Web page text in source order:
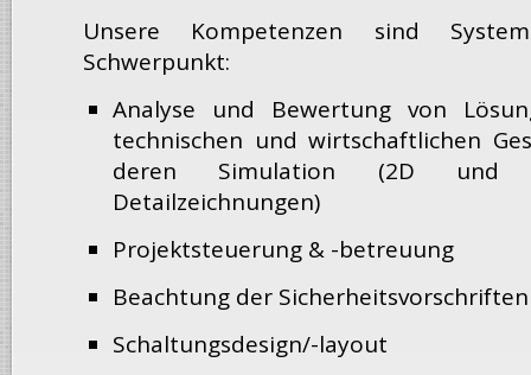
Unsere Kompetenzen sind
Schwerpunkt:
Analyse und Bewertung von
technischen und wirtschaftlichen
deren Simulation (2D und
Detailzeichnungen)
Projektsteuerung & -betreuung
Beachtung der Sicherheitsvorschriften
Schaltungsdesign/-layout